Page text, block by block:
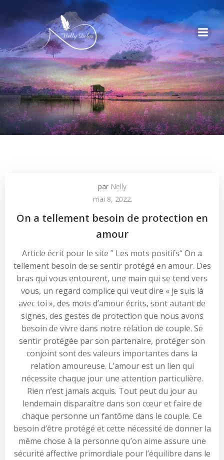
par Nelly
mai 8, 2022
On a tellement besoin de protection en
amour
Article écrit pour le site ” Les mots positifs“ On a
tellement besoin de se sentir protégé en amour. Des
bras qui vous entourent, une main qui se tend vers
vous, un regard complice qui veut dire « je suis là
avec toi », des mots d’amour écrits, sont autant de
signes, des gestes de protection que nous avons
besoin de vivre dans notre relation de couple. Se
sentir protégée par son partenaire, protéger son
conjoint sont des valeurs importantes dans la
relation amoureuse. L’amour est un lien qui
nécessite chaque jour une attention particulière.
Rien n’est jamais acquis. Tout peut du jour au
lendemain disparaître dans son cœur et faire de
chaque personne un fantôme dans le couple. Ce
besoin d’être protégé et cette nécessité de donner la
même chose à la personne qu’on aime assure une
sécurité affective primordiale pour l’équilibre dans le